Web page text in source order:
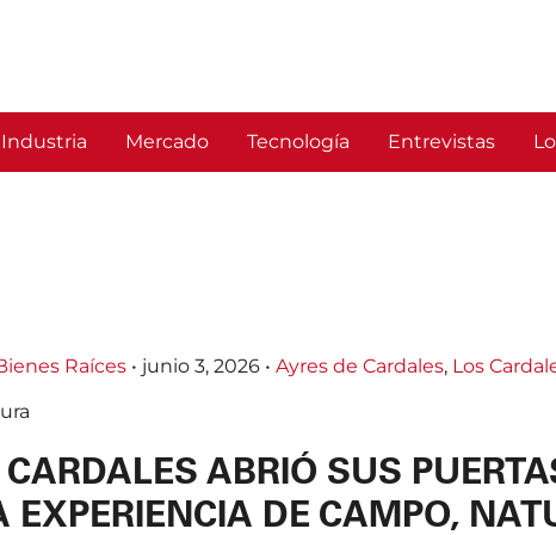
Industria Mercado Tecnología Entrevistas
Raíces • junio 3, 2026 • Ayres de Cardales, Los
ABRIÓ SUS
EXPERIENCIA DE CAMPO,